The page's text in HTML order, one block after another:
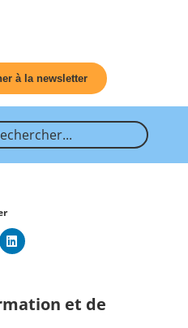
à la newsletter
et de